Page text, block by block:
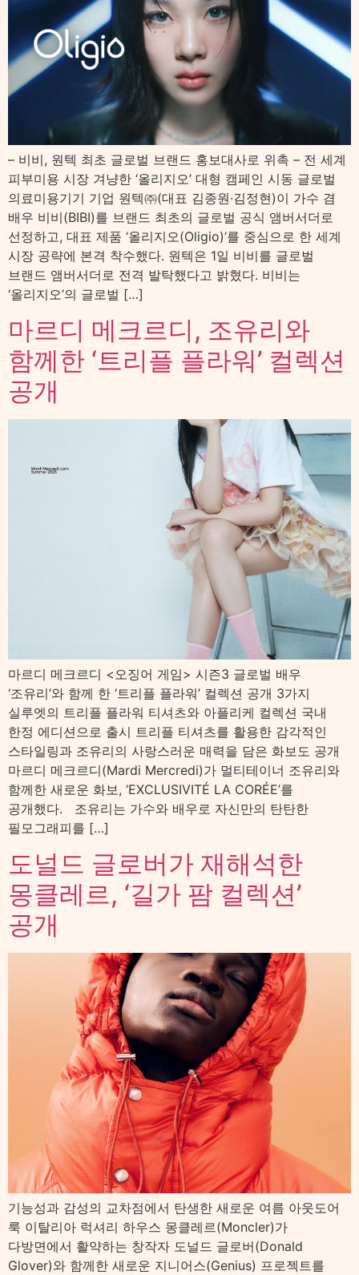
– 비비, 원텍 최초 글로벌 브랜드 홍보대사로 위촉 – 전 세계
피부미용 시장 겨냥한 ‘올리지오’ 대형 캠페인 시동 글로벌
의료미용기기 기업 원텍㈜(대표 김종원·김정현)이 가수 겸
배우 비비(BIBI)를 브랜드 최초의 글로벌 공식 앰버서더로
선정하고, 대표 제품 ‘올리지오(Oligio)’를 중심으로 한 세계
시장 공략에 본격 착수했다. 원텍은 1일 비비를 글로벌
브랜드 앰버서더로 전격 발탁했다고 밝혔다. 비비는
‘올리지오’의 글로벌 […]
마르디 메크르디, 조유리와
함께한 ‘트리플 플라워’ 컬렉션
공개
마르디 메크르디 <오징어 게임> 시즌3 글로벌 배우
‘조유리’와 함께 한 ‘트리플 플라워’ 컬렉션 공개 3가지
실루엣의 트리플 플라워 티셔츠와 아플리케 컬렉션 국내
한정 에디션으로 출시 트리플 티셔츠를 활용한 감각적인
스타일링과 조유리의 사랑스러운 매력을 담은 화보도 공개
마르디 메크르디(Mardi Mercredi)가 멀티테이너 조유리와
함께한 새로운 화보, ‘EXCLUSIVITÉ LA CORÉE’를
공개했다. 조유리는 가수와 배우로 자신만의 탄탄한
필모그래피를 […]
도널드 글로버가 재해석한
몽클레르, ‘길가 팜 컬렉션’
공개
기능성과 감성의 교차점에서 탄생한 새로운 여름 아웃도어
룩 이탈리아 럭셔리 하우스 몽클레르(Moncler)가
다방면에서 활약하는 창작자 도널드 글로버(Donald
Glover)와 함께한 새로운 지니어스(Genius) 프로젝트를